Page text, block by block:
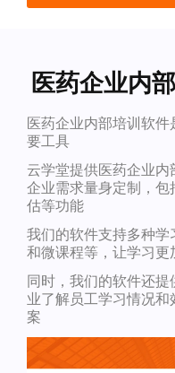
医药企业内
医药企业内部培训软
要工具
云学堂提供医药企业
企业需求量身定制，
估等功能
我们的软件支持多种
和微课程等，让学习更
同时，我们的软件还
业了解员工学习情况
案